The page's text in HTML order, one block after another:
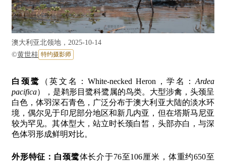
澳大利亚北领地，2025-10-14
©黄世桂 特约摄影师
白颈鹭 （英文名：White-necked Heron，学名：Ardea
pacifica），是鹈形目鹭科鹭属的鸟类。大型涉禽，头颈呈
白色，体羽深石青色，广泛分布于澳大利亚大陆的淡水环
境，偶尔见于印尼部分地区和新几内亚，但在塔斯马尼亚
较为罕见。其体型大，站立时长颈白皙，头部亦白，与深
色体羽形成鲜明对比。
外形特征： 白颈鹭体长介于76至106厘米，体重约650至